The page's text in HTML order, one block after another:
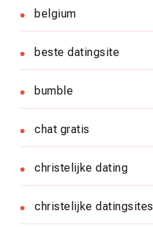
belgium
beste datingsite
bumble
chat gratis
christelijke dating
christelijke datingsites